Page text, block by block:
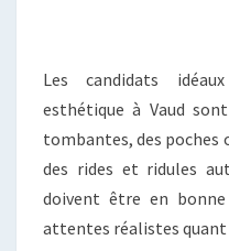
Les candidats
esthétique à Vaud
tombantes, des poches
des rides et ridules
doivent être en
attentes réalistes quant